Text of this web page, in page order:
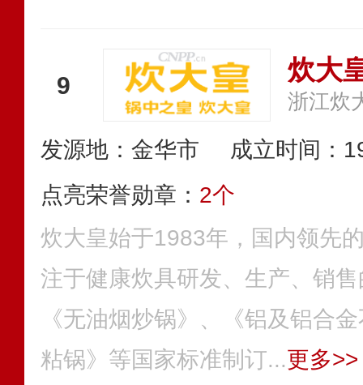
9 炊大
浙江炊
发源地：金华市
成立时间：
点亮荣誉勋章： 2个
炊大皇始于1983年，国内领先
注于健康炊具研发、生产、销
《无油烟炒锅》、《铝及铝合
粘锅》等国家标准制订...更多>>